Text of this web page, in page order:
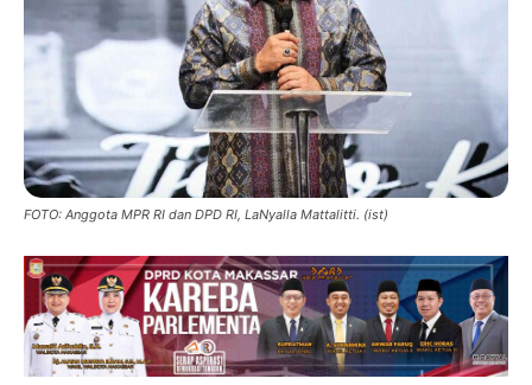
FOTO: Anggota MPR RI dan DPD RI, LaNyalla Mattalitti. (ist)